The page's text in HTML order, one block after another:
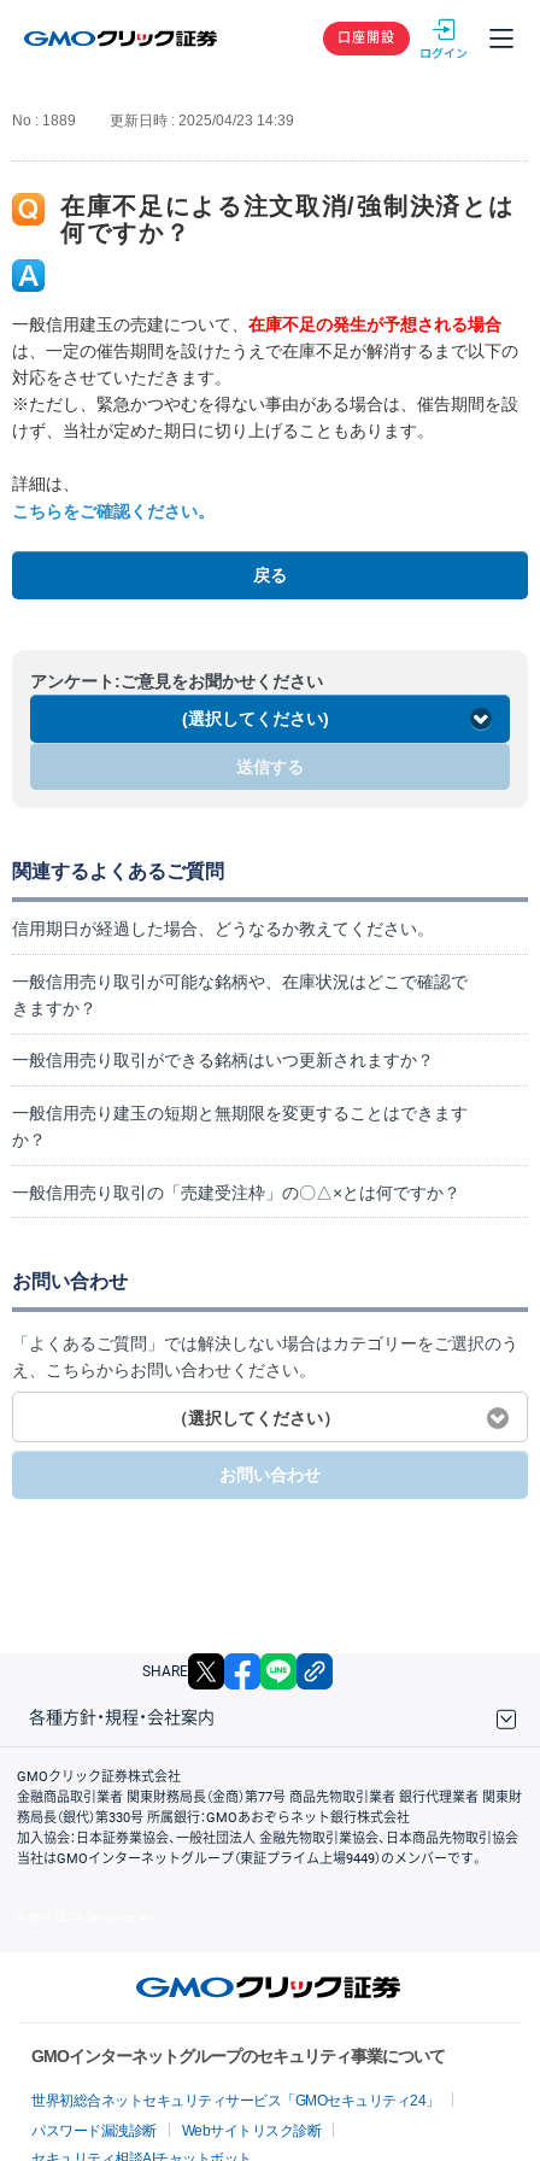
GMOクリック
口座開設
No : 1889 更新日時 : 2025/04/23 14:39
在庫不足による注文取消/強制決済とは
何ですか？
一般信用建玉の売建について、 在庫不足の発生が予想される場合
は、一定の催告期間を設けたうえで在庫不足が解消するまで以下の
対応をさせていただきます。
※ただし、緊急かつやむを得ない事由がある場合は、催告期間を設
けず、当社が定めた期日に切り上げることもあります。
詳細は、
こちらをご確認ください。
戻る
アンケート:ご意見をお聞かせください
(選択してください)
送信する
関連するよくあるご質問
信用期日が経過した場合、どうなるか教えてください。
一般信用売り取引が可能な銘柄や、在庫状況はどこで確認で
きますか？
一般信用売り取引ができる銘柄はいつ更新されますか？
一般信用売り建玉の短期と無期限を変更することはできます
か？
一般信用売り取引の「売建受注枠」の〇△×とは何ですか？
お問い合わせ
「よくあるご質問」では解決しない場合はカテゴリーをご選択のう
え、こちらからお問い合わせください。
（選択してください）
お問い合わせ
SHARE X facebook
各種方針・規程・会社案内
取引規程・約款
サイトマップ
その他のご案内
個人情報保護方針
最良執行方針
サイトのご利用について
ディスクレイマー
信託保全
リスク説明
会社案内
GMOクリック証券株式会社
金融商品取引業者 関東財務局長（金商）第77号 商品先物取引業者 銀行代理業者 関東財
務局長（銀代）第330号 所属銀行：GMOあおぞらネット銀行株式会社
加入協会：日本証券業協会、一般社団法人 金融先物取引業協会、日本商品先物取引協会
当社はGMOインターネットグループ（東証プライム上場9449）のメンバーです。
GMOインターネットグループのセキュリティ事業について
世界初総合ネットセキュリティサービス「GMOセキュリティ24」
パスワード漏洩診断
Webサイトリスク診断